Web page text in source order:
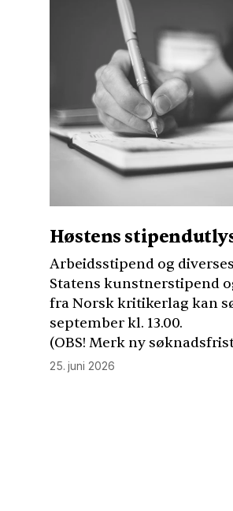
Høstens
Arbeidsstipend og
Statens kunstnerstipend
fra Norsk kritikerlag kan
september kl. 13.00.
(OBS! Merk ny
25. juni 2026